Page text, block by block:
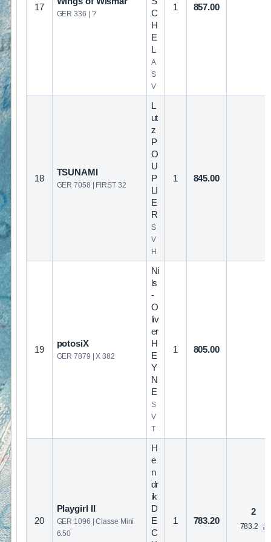
17
GER 336 | ?
C
H
E
L
A
S
V
1 857.00
18
TSUNAMI
GER 7058 | FIRST 32
L
ut
z
P
O
U
P
LI
E
R
S
V
H
1 845.00
19
potosiX
GER 7879 | X 382
Ni
ls
-
O
liv
er
H
E
Y
N
E
S
V
T
1 805.00
20
Playgirl II
GER 1096 | Classe Mini
6.50
H
e
n
dr
ik
D
E
C
1 783.20
2
783.2 i